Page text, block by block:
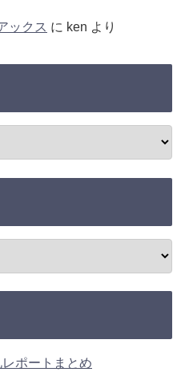
ックス に ken より
ポートまとめ